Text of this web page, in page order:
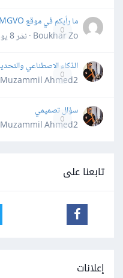
0
ما رأيكم في موقع IMGVO لتحويل وضغط الصور؟
Boukhar Zo · نشر
8 يونيو
0
الذكاء الاصطناعي
Muzammil Ahmed2 · نشر
0
سؤال تصميمي
Muzammil Ahmed2 · نشر
تابعنا على
إعلانات